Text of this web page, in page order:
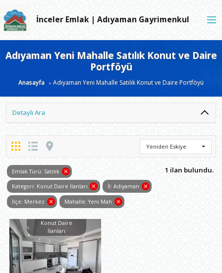
İnceler Emlak | Adıyaman Gayrimenkul
Adıyaman Yeni Mahalle Satılık Konut ve Daire
Portföyü
Anasayfa Adıyaman Yeni Mahalle Satılık Konut ve Daire Portföyü
Detaylı Ara
Yeniden Eskiye
1 ilan bulundu.
Emlak Türü: Satılık
Kategori: Konut Daire İlanları İl: Adıyaman
İlçe: Merkez Mahalle: Yeni Mah
Konut Daire
İlanları